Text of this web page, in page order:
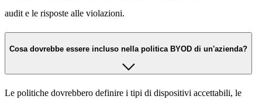
audit e le risposte alle violazioni.
Cosa dovrebbe essere incluso nella politica BYOD di un'azienda?
Le politiche dovrebbero definire i tipi di dispositivi accettabili, le